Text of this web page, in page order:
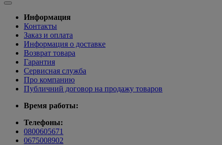
Информация
Контакты
Заказ и оплата
Информация о доставке
Возврат товара
Гарантия
Сервисная служба
Про компанию
Публичний договор на продажу товаров
Время работы:
Телефоны:
0800605671
0675008902